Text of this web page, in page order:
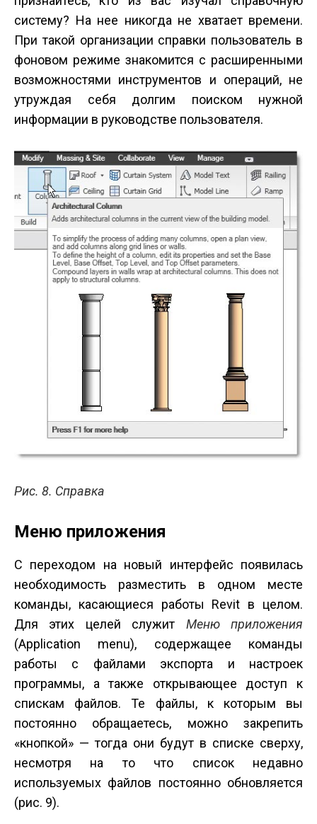
систему? На нее никогда не хватает времени.
При такой организации справки пользователь в
фоновом режиме знакомится с расширенными
возможностями инструментов и операций, не
утруждая себя долгим поиском нужной
информации в руководстве пользователя.
Рис. 8. Справка
Меню приложения
С переходом на новый интерфейс появилась
необходимость разместить в одном месте
команды, касающиеся работы Revit в целом.
Для этих целей служит Меню приложения
(Application menu), содержащее команды
работы с файлами экспорта и настроек
программы, а также открывающее доступ к
спискам файлов. Те файлы, к которым вы
постоянно обращаетесь, можно закрепить
«кнопкой» — тогда они будут в списке сверху,
несмотря на то что список недавно
используемых файлов постоянно обновляется
(рис. 9).